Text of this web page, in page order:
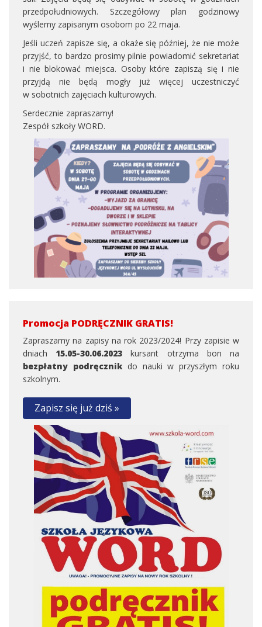
przedpołudniowych. Szczegółowy plan godzinowy
wyślemy zapisanym osobom po 22 maja.
Jeśli uczeń zapisze się, a okaże się później, że nie może
przyjść, to bardzo prosimy pilnie powiadomić sekretariat
i nie blokować miejsca. Osoby które zapiszą się i nie
przyjdą nie będą mogły już więcej uczestniczyć
w sobotnich zajęciach kulturowych.
Serdecznie zapraszamy!
Zespół szkoły WORD.
Promocja PODRĘCZNIK GRATIS!
Zapraszamy na zapisy na rok 2023/2024! Przy zapisie w
dniach 15.05-30.06.2023 kursant otrzyma bon na
bezpłatny podręcznikdo nauki w przyszłym roku
szkolnym.
Zapisz się już dziś »